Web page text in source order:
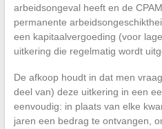
arbeidsongeval heeft en de
permanente
een kapitaalvergoeding (voor
uitkering die regelmatig wordt
De afkoop houdt in dat men
deel van) deze uitkering in een
eenvoudig: in plaats van elke
jaren een bedrag te ontvangen,